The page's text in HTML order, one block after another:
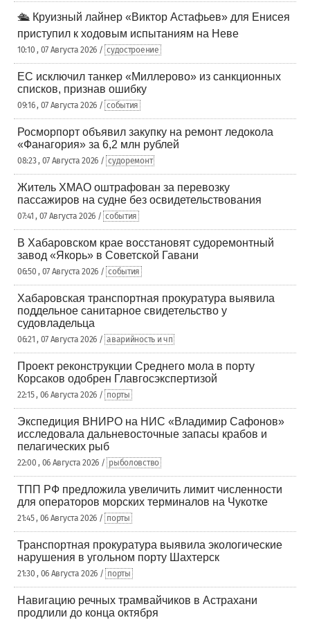
🛳️ Круизный лайнер «Виктор Астафьев» для Енисея
приступил к ходовым испытаниям на Неве
10:10 , 07 Августа 2026 / судостроение
ЕС исключил танкер «Миллерово» из санкционных
списков, признав ошибку
09:16 , 07 Августа 2026 / события
Росморпорт объявил закупку на ремонт ледокола
«Фанагория» за 6,2 млн рублей
08:23 , 07 Августа 2026 / судоремонт
Житель ХМАО оштрафован за перевозку
пассажиров на судне без освидетельствования
07:41 , 07 Августа 2026 / события
В Хабаровском крае восстановят судоремонтный
завод «Якорь» в Советской Гавани
06:50 , 07 Августа 2026 / события
Хабаровская транспортная прокуратура выявила
поддельное санитарное свидетельство у
судовладельца
06:21 , 07 Августа 2026 / аварийность и чп
Проект реконструкции Среднего мола в порту
Корсаков одобрен Главгосэкспертизой
22:15 , 06 Августа 2026 / порты
Экспедиция ВНИРО на НИС «Владимир Сафонов»
исследовала дальневосточные запасы крабов и
пелагических рыб
22:00 , 06 Августа 2026 / рыболовство
ТПП РФ предложила увеличить лимит численности
для операторов морских терминалов на Чукотке
21:45 , 06 Августа 2026 / порты
Транспортная прокуратура выявила экологические
нарушения в угольном порту Шахтерск
21:30 , 06 Августа 2026 / порты
Навигацию речных трамвайчиков в Астрахани
продлили до конца октября